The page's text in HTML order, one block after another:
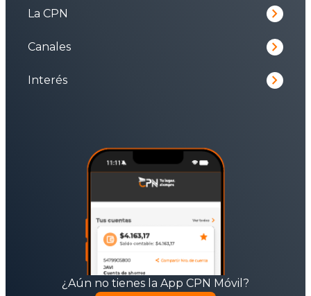
La CPN keyboard_arrow_right
Canales keyboard_arrow_right
Interés keyboard_arrow_right
¿Aún no tienes la App CPN Móvil?